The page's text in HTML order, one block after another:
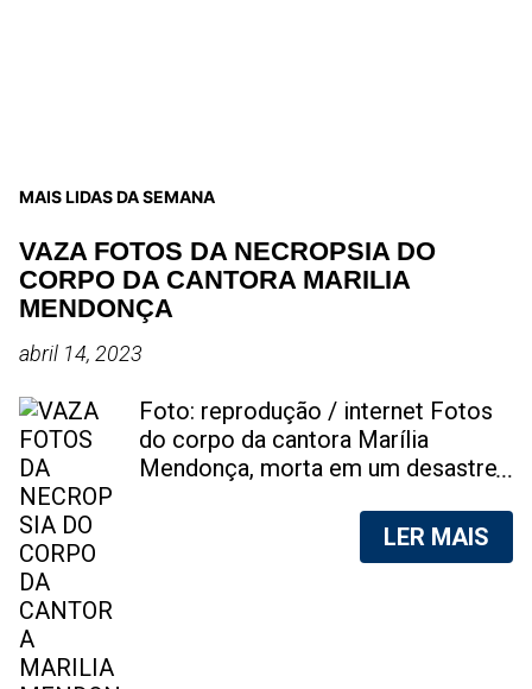
MAIS LIDAS DA SEMANA
VAZA FOTOS DA NECROPSIA DO
CORPO DA CANTORA MARILIA
MENDONÇA
abril 14, 2023
Foto: reprodução / internet Fotos
do corpo da cantora Marília
Mendonça, morta em um desastre
foram vazadas na internet. A
divulgação de fotos do corpo de
LER MAIS